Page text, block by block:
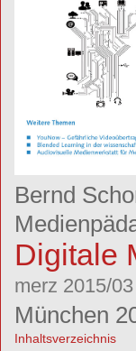
Bernd
Digitale
merz 2015/03
München
Inhaltsverzeichnis